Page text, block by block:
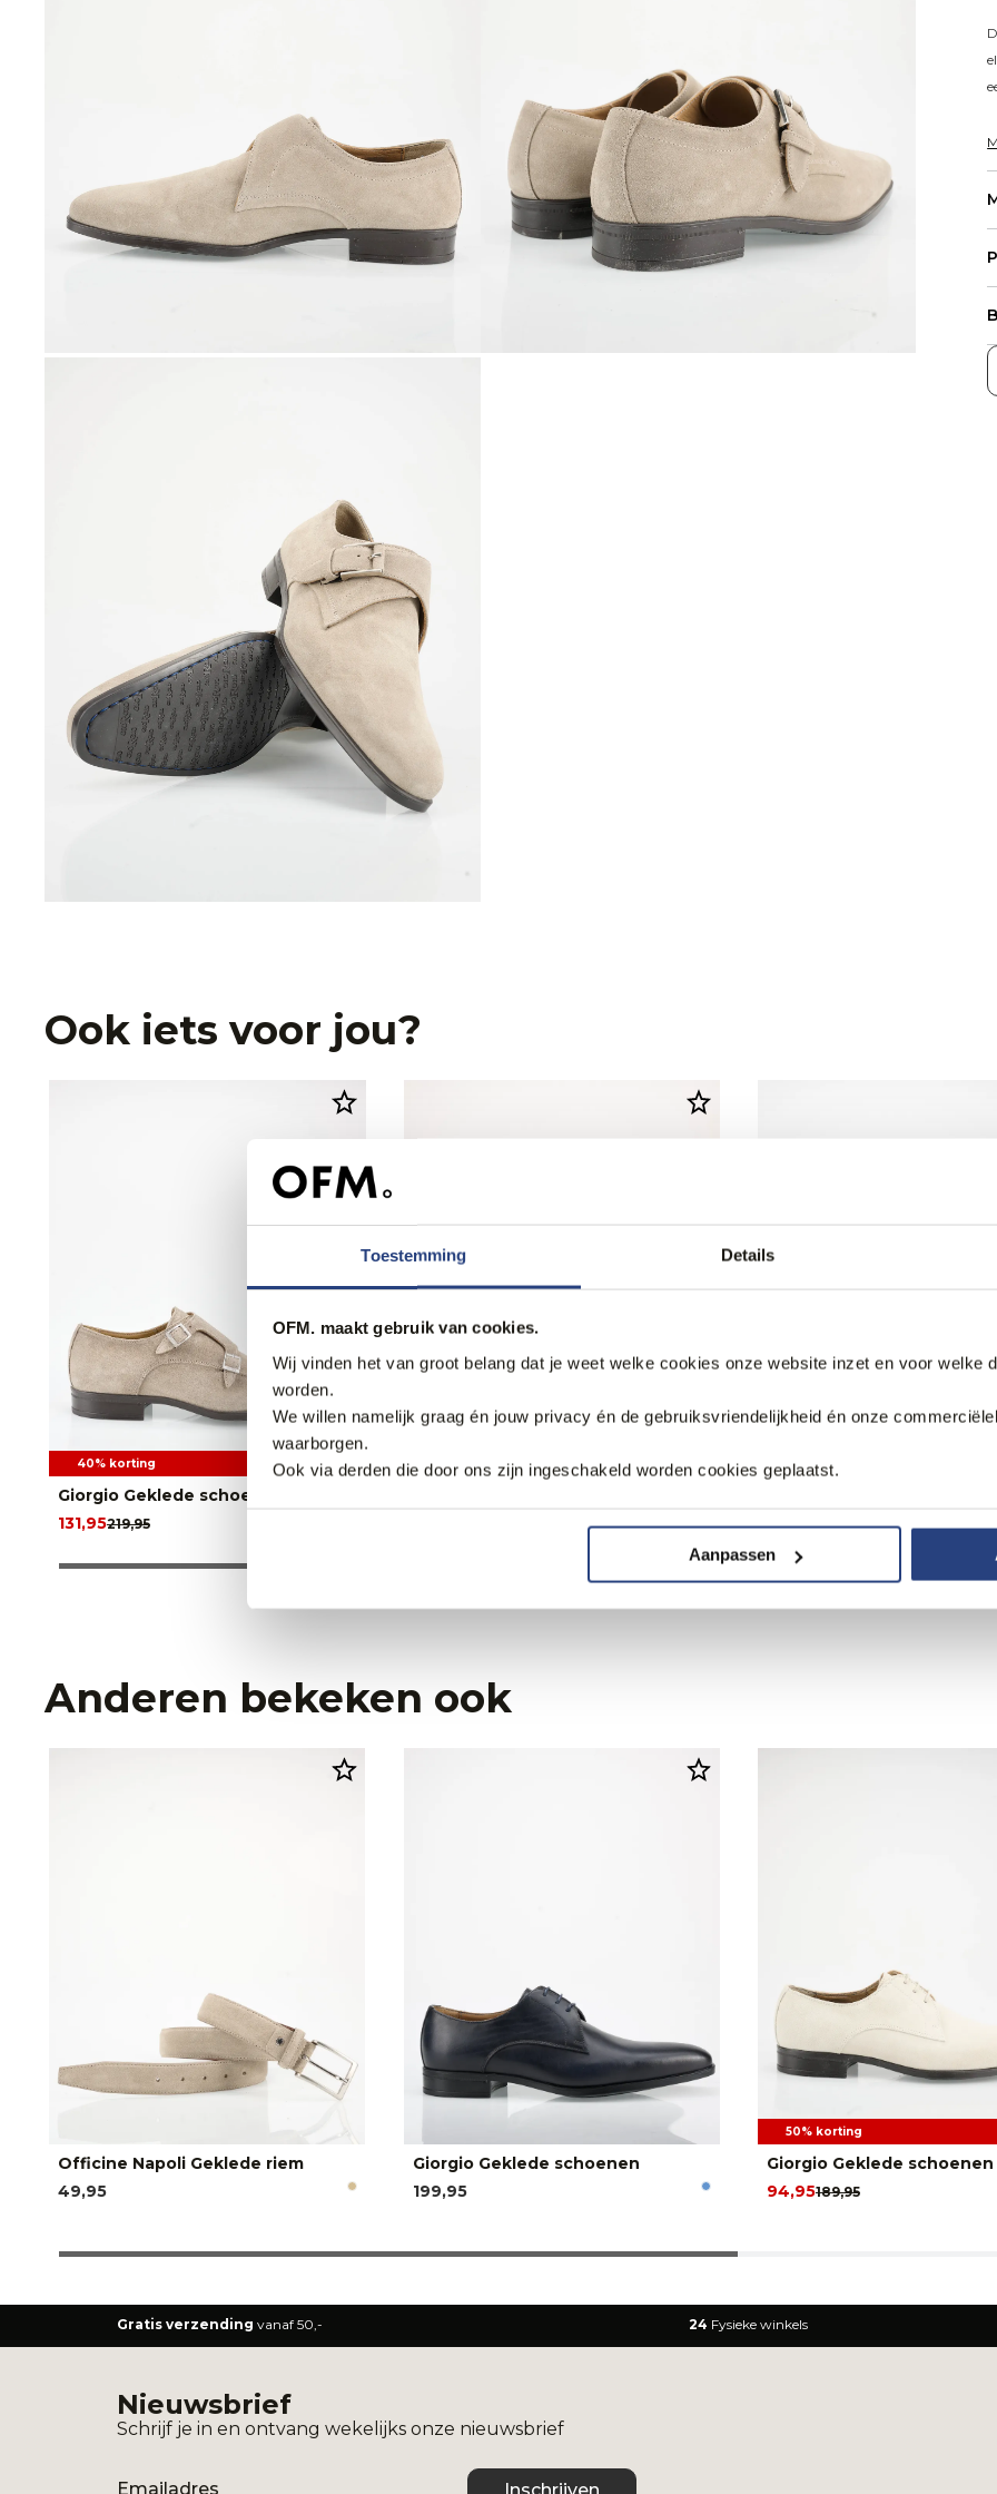
Toestemming Details
OFM. maakt gebruik van cookies.
Wij vinden het van groot belang dat je weet welke cookies onze website inzet en voor welke
worden.
We willen namelijk graag én jouw privacy én de gebruiksvriendelijkheid én onze
waarborgen.
Ook via derden die door ons zijn ingeschakeld worden cookies geplaatst.
Aanpassen
Ook iets voor jou?
40% korting
Giorgio Geklede schoenen
219,95
131,95
40% korting 40% korting
199,95
119,95
Anderen bekeken ook
Officine Napoli Geklede riem
49,95
Giorgio Geklede schoenen
199,95
50% korting
Giorgio Geklede schoenen
189,95
94,95
Gratis verzending vanaf 50,- 24 Fysieke winkels
Nieuwsbrief
Schrijf je in en ontvang wekelijks onze nieuwsbrief
Email
Inschrijven